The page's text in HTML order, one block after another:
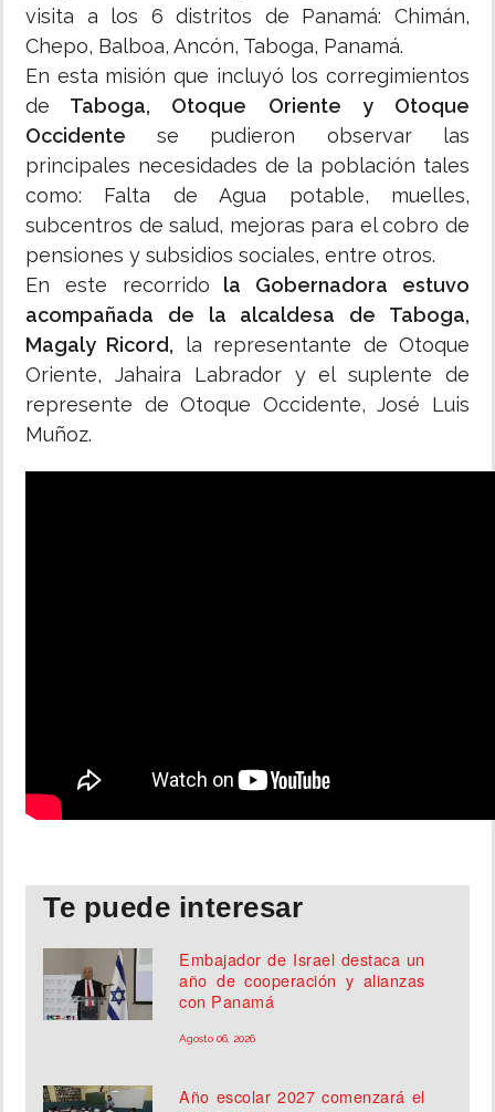
visita a los 6 distritos de Panamá: Chimán,
Chepo, Balboa, Ancón, Taboga, Panamá.
En esta misión que incluyó los corregimientos
de Taboga, Otoque Oriente y Otoque
Occidente se pudieron observar las
principales necesidades de la población tales
como: Falta de Agua potable, muelles,
subcentros de salud, mejoras para el cobro de
pensiones y subsidios sociales, entre otros.
En este recorrido la Gobernadora estuvo
acompañada de la alcaldesa de Taboga,
Magaly Ricord, la representante de Otoque
Oriente, Jahaira Labrador y el suplente de
represente de Otoque Occidente, José Luis
Muñoz.
Te puede interesar
Embajador de Israel destaca un
año de cooperación y alianzas
con Panamá
Agosto 06, 2026
Año escolar 2027 comenzará el